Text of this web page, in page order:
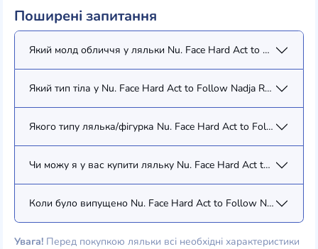
Поширені запитання
Який молд обличчя у ляльки Nu. Face Hard Act to Follow
Який тип тіла у Nu. Face Hard Act to Follow Nadja Rhymes
Якого типу лялька/фігурка Nu. Face Hard Act to Follow Nadja
Чи можу я у вас купити ляльку Nu. Face Hard Act to Follow
Коли було випущено Nu. Face Hard Act to Follow Nadja
Увага! Перед покупкою ляльки всі необхідні характеристики